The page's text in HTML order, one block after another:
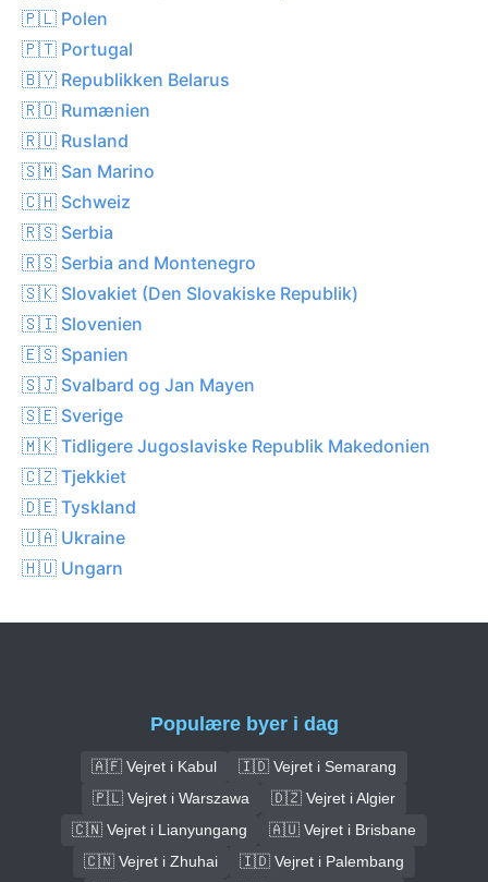
🇵🇱 Polen
🇵🇹 Portugal
🇧🇾 Republikken Belarus
🇷🇴 Rumænien
🇷🇺 Rusland
🇸🇲 San Marino
🇨🇭 Schweiz
🇷🇸 Serbia
🇷🇸 Serbia and Montenegro
🇸🇰 Slovakiet (Den Slovakiske Republik)
🇸🇮 Slovenien
🇪🇸 Spanien
🇸🇯 Svalbard og Jan Mayen
🇸🇪 Sverige
🇲🇰 Tidligere Jugoslaviske Republik Makedonien
🇨🇿 Tjekkiet
🇩🇪 Tyskland
🇺🇦 Ukraine
🇭🇺 Ungarn
Populære byer i dag
🇦🇫 Vejret i Kabul
🇮🇩 Vejret i Semarang
🇵🇱 Vejret i Warszawa
🇩🇿 Vejret i Algier
🇨🇳 Vejret i Lianyungang
🇦🇺 Vejret i Brisbane
🇨🇳 Vejret i Zhuhai
🇮🇩 Vejret i Palembang